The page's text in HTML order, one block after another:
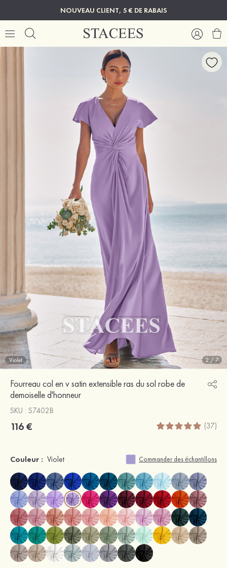
NOUVEAU CLIENT, 5 € DE RABAIS
Violet 2/7
Fourreau col en v satin extensible ras du sol robe de
demoiselle d'honneur
SKU : S7402B
116 € (37)
Couleur : Violet Commander des échantillons